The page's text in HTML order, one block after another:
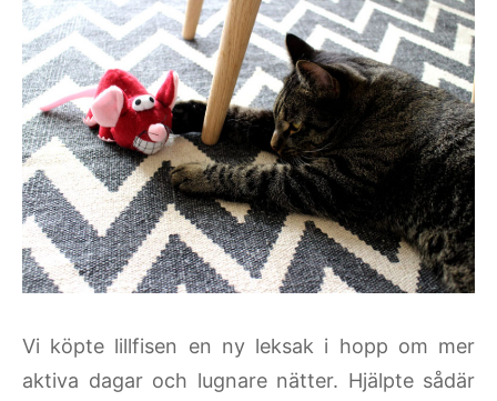
Vi köpte lillfisen en ny leksak i hopp om mer
aktiva dagar och lugnare nätter. Hjälpte sådär